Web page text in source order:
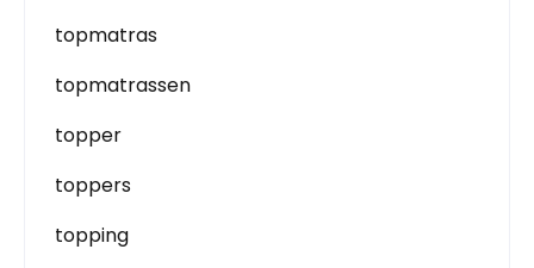
topmatras
topmatrassen
topper
toppers
topping